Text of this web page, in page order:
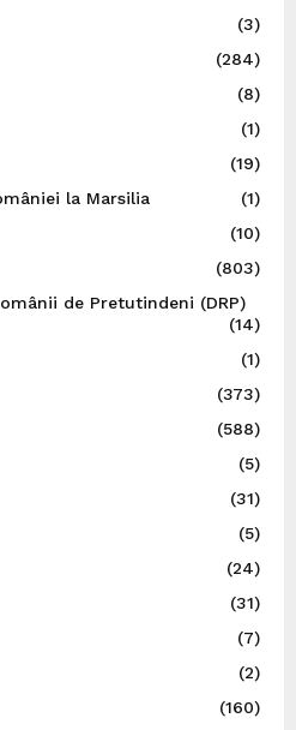
(3)
(284)
(8)
(1)
(19)
la Marsilia
(1)
(10)
(803)
de Pretutindeni (DRP)
(14)
(1)
(373)
(588)
(5)
(31)
(5)
(24)
(31)
(7)
(2)
(160)